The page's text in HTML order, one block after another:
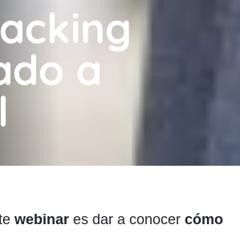
a
webinar es dar a conocer cómo